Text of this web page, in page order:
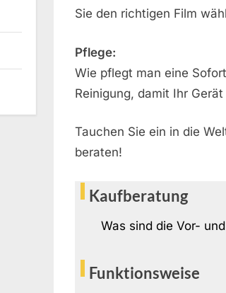
Sie den richtigen Film
Pflege:
Wie pflegt man eine
Reinigung, damit Ihr
Tauchen Sie ein in die
beraten!
Kaufberatung
Was sind die Vor-
Funktionsweise